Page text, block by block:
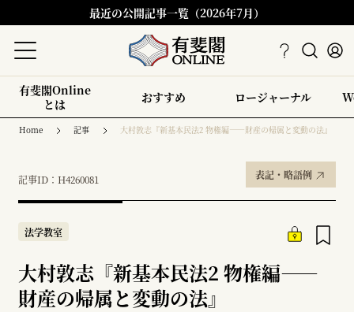
最近の公開記事一覧（2026年7月）
有斐閣Online
とは
おすすめ ロージャーナル
Home 記事 大村敦志『新基本民法2 物権編――財産の帰属と変動の法』
記事ID：H4260081 表記・略語例
法学教室
大村敦志『新基本民法2 物権編――
財産の帰属と変動の法』